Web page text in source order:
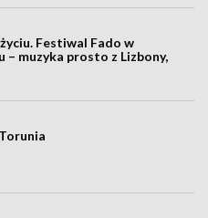
Festiwal Fado w
– muzyka prosto z Lizbony,